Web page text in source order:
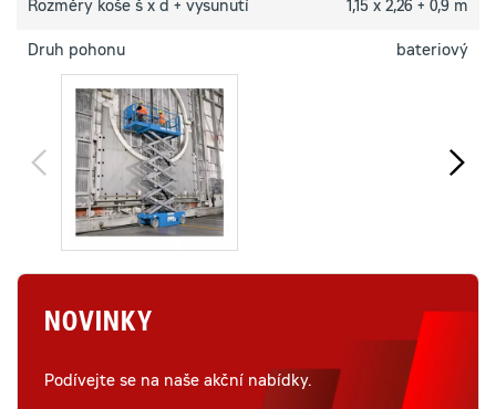
Rozměry koše š x d + vysunutí 1,15 x 2,26 + 0,9 m
Druh pohonu bateriový
NOVINKY
Podívejte se na naše akční nabídky.